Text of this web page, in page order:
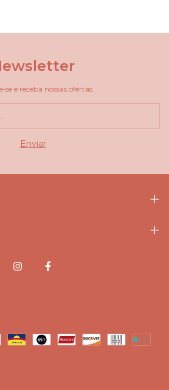
se e receba nossas ofertas.